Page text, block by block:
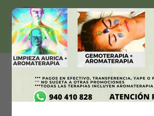
Inicio de sesión de la cuenta